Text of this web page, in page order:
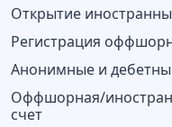
Открытие
Регистрация
Анонимные и
Оффшорная/
счет